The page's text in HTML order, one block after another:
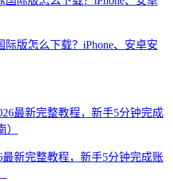
际版怎么下载？iPhone、安卓安
最新完整教程，新手5分钟完成账